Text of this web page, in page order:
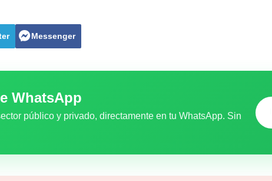
Messenger
WhatsApp
público y privado, directamente en tu WhatsApp. Sin